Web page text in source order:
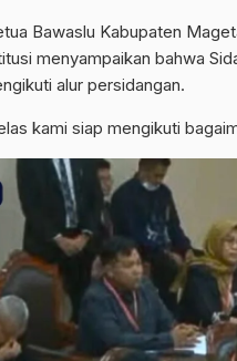
Bawaslu Kabupaten
menyampaikan bahwa
alur persidangan.
kami siap mengikuti